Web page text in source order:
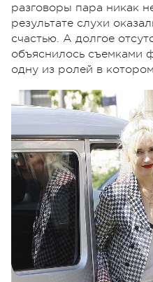
разговоры пара никак
результате слухи
счастью. А долгое
объяснилось съемками
одну из ролей в